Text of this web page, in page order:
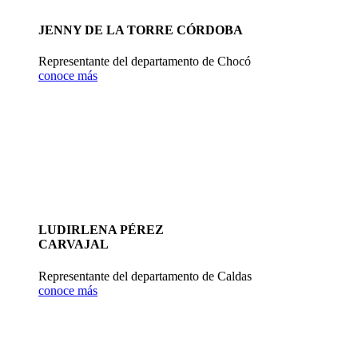
JENNY DE LA TORRE CÓRDOBA
Representante del departamento de Chocó
conoce más
LUDIRLENA PÉREZ
CARVAJAL
Representante del departamento de Caldas
conoce más